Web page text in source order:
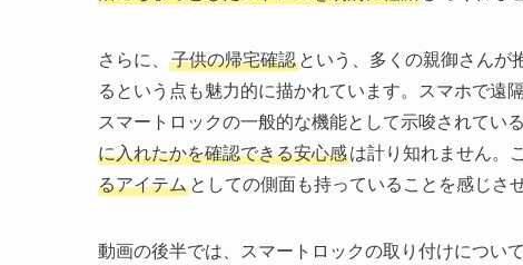
さらに、 子供の帰宅確認 という、多くの親御さんが
るという点も魅力的に描かれています。スマホで遠
スマートロックの一般的な機能として示唆されてい
に入れたかを確認できる安心感は計り知れません。
るアイテム としての側面も持っていることを感じさ
動画の後半では、スマートロックの取り付けについ